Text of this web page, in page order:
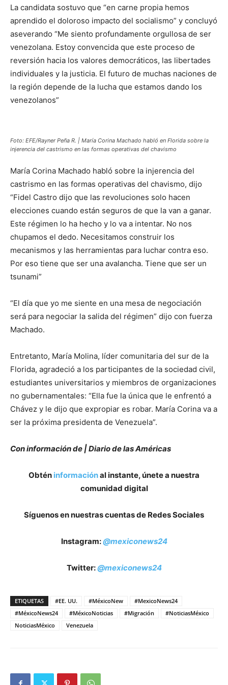
La candidata sostuvo que “en carne propia hemos
aprendido el doloroso impacto del socialismo” y concluyó
aseverando “Me siento profundamente orgullosa de ser
venezolana. Estoy convencida que este proceso de
reversión hacia los valores democráticos, las libertades
individuales y la justicia. El futuro de muchas naciones de
la región depende de la lucha que estamos dando los
venezolanos”
Foto: EFE/Rayner Peña R. | María Corina Machado habló en Florida sobre la
injerencia del castrismo en las formas operativas del chavismo
María Corina Machado habló sobre la injerencia del
castrismo en las formas operativas del chavismo, dijo
“Fidel Castro dijo que las revoluciones solo hacen
elecciones cuando están seguros de que la van a ganar.
Este régimen lo ha hecho y lo va a intentar. No nos
chupamos el dedo. Necesitamos construir los
mecanismos y las herramientas para luchar contra eso.
Por eso tiene que ser una avalancha. Tiene que ser un
tsunami”
“El día que yo me siente en una mesa de negociación
será para negociar la salida del régimen” dijo con fuerza
Machado.
Entretanto, María Molina, líder comunitaria del sur de la
Florida, agradeció a los participantes de la sociedad civil,
estudiantes universitarios y miembros de organizaciones
no gubernamentales: “Ella fue la única que le enfrentó a
Chávez y le dijo que expropiar es robar. María Corina va a
ser la próxima presidenta de Venezuela”.
Con información de | Diario de las Américas
Obtén informaciónal instante, únete a nuestra
comunidad digital
Síguenos en nuestras cuentas de Redes Sociales
Instagram:@mexiconews24
Twitter:@mexiconews24
ETIQUETAS #EE. UU. #MéxicoNew
#MexicoNews24
#MéxicoNews24
#MéxicoNoticias #Migración
#NoticiasMéxico
NoticiasMéxico
Venezuela